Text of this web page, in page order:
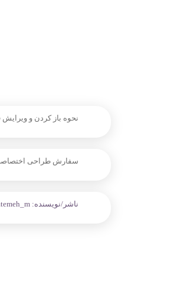
نحوه باز کردن و ویرایش
سفارش طراحی
ناشر/نویسنده: